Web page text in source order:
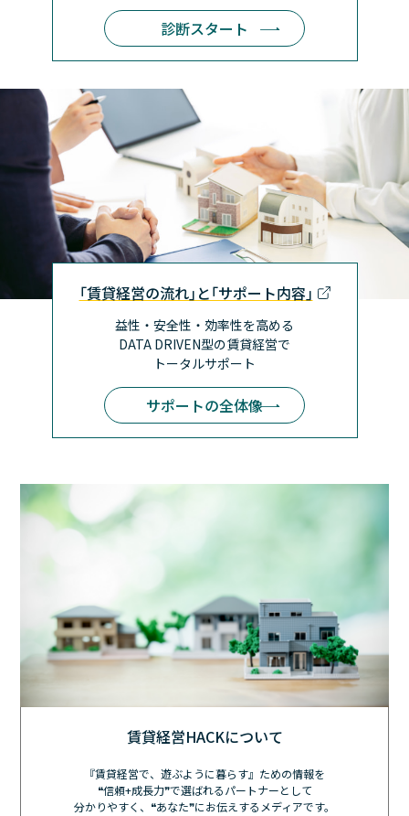
診断スタート
｢賃貸経営の流れ｣と｢サポート内容｣
益性・安全性・効率性を高める
DATA DRIVEN型の賃貸経営で
トータルサポート
サポートの全体像
賃貸経営HACKについて
『賃貸経営で、遊ぶように暮らす』ための情報を
❝信頼+成長力❞で選ばれるパートナーとして
分かりやすく、❝あなた❞にお伝えするメディアです。